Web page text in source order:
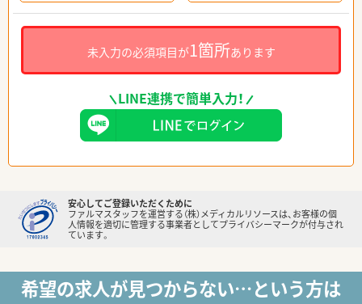
未入力の必須項目が1箇所あります
LINE連携で簡単入力！
安心してご登録いただくために
ファルマスタッフを運営する（株）メディカルリソースは、お客様の個
人情報を適切に管理する事業者としてプライバシーマークが付与され
ています。
希望の求人が見つからない…という方は